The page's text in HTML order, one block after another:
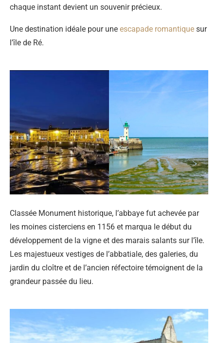
chaque instant devient un souvenir précieux.
Une destination idéale pour une escapade romantique sur
l’île de Ré.
Classée Monument historique, l’abbaye fut achevée par
les moines cisterciens en 1156 et marqua le début du
développement de la vigne et des marais salants sur l’île.
Les majestueux vestiges de l’abbatiale, des galeries, du
jardin du cloître et de l’ancien réfectoire témoignent de la
grandeur passée du lieu.